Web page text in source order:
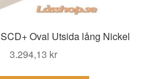
Oval Utsida lång Nickel
3.294,13 kr